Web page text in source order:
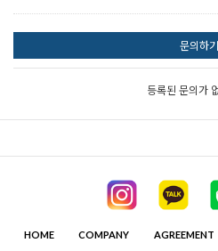
문의하기
등록된 문의가
HOME COMPANY AGREEMENT